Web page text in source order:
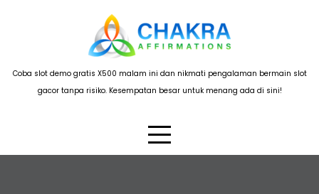
Coba slot demo gratis X500 malam ini dan nikmati pengalaman bermain slot
gacor tanpa risiko. Kesempatan besar untuk menang ada di sini!